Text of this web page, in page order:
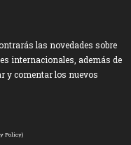
las novedades sobre
internacionales, además de
y comentar los nuevos
Policy)